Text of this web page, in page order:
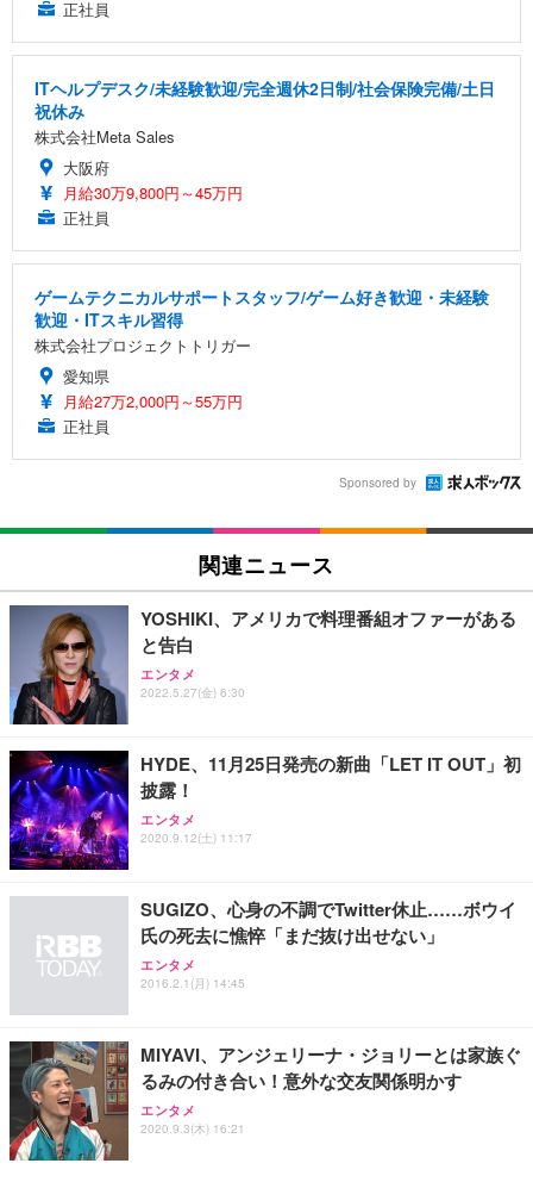
正社員
ITヘルプデスク/未経験歓迎/完全週休2日制/社会保険完備/土日
祝休み
株式会社Meta Sales
大阪府
月給30万9,800円～45万円
正社員
ゲームテクニカルサポートスタッフ/ゲーム好き歓迎・未経験
歓迎・ITスキル習得
株式会社プロジェクトトリガー
愛知県
月給27万2,000円～55万円
正社員
Sponsored by
関連ニュース
YOSHIKI、アメリカで料理番組オファーがある
と告白
エンタメ
2022.5.27(金) 6:30
HYDE、11月25日発売の新曲「LET IT OUT」初
披露！
エンタメ
2020.9.12(土) 11:17
SUGIZO、心身の不調でTwitter休止……ボウイ
氏の死去に憔悴「まだ抜け出せない」
エンタメ
2016.2.1(月) 14:45
MIYAVI、アンジェリーナ・ジョリーとは家族ぐ
るみの付き合い！意外な交友関係明かす
エンタメ
2020.9.3(木) 16:21